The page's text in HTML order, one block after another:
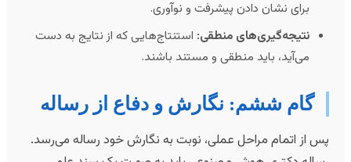
برای نشان دادن پیشرفت و نوآوری.
نتیجه‌گیری‌های منطقی:استنتاج‌هایی که از نتایج به دست
می‌آید، باید منطقی و مستند باشند.
گام ششم: نگارش و دفاع از رساله
از اتمام مراحل عملی، نوبت به نگارش خود رساله می‌رسد.